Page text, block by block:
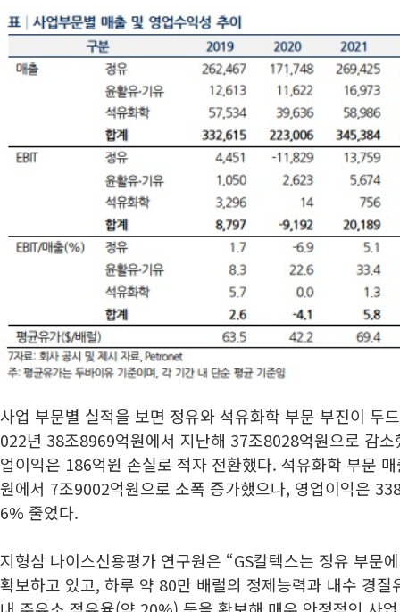
사업 부문별 실적을 보면 정유와 석유화학 부문 부진이 두
022년 38조8969억원에서 지난해 37조8028억원으로 감
업이익은 186억원 손실로 적자 전환했다. 석유화학 부문
원에서 7조9002억원으로 소폭 증가했으나, 영업이익은
6% 줄었다.
지형삼 나이스신용평가 연구원은 “GS칼텍스는 정유 부문
확보하고 있고, 하루 약 80만 배럴의 정제능력과 내수 경